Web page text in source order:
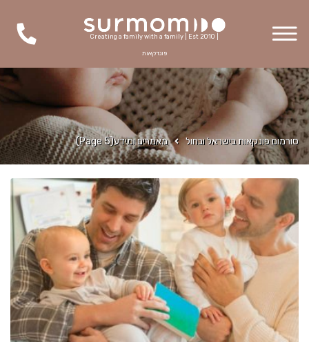
Creating a family with a family | Est 2010 |
פונדקאות
סורמום פונקאות בישראל ובחול מאמרים ומידע(Page 5)